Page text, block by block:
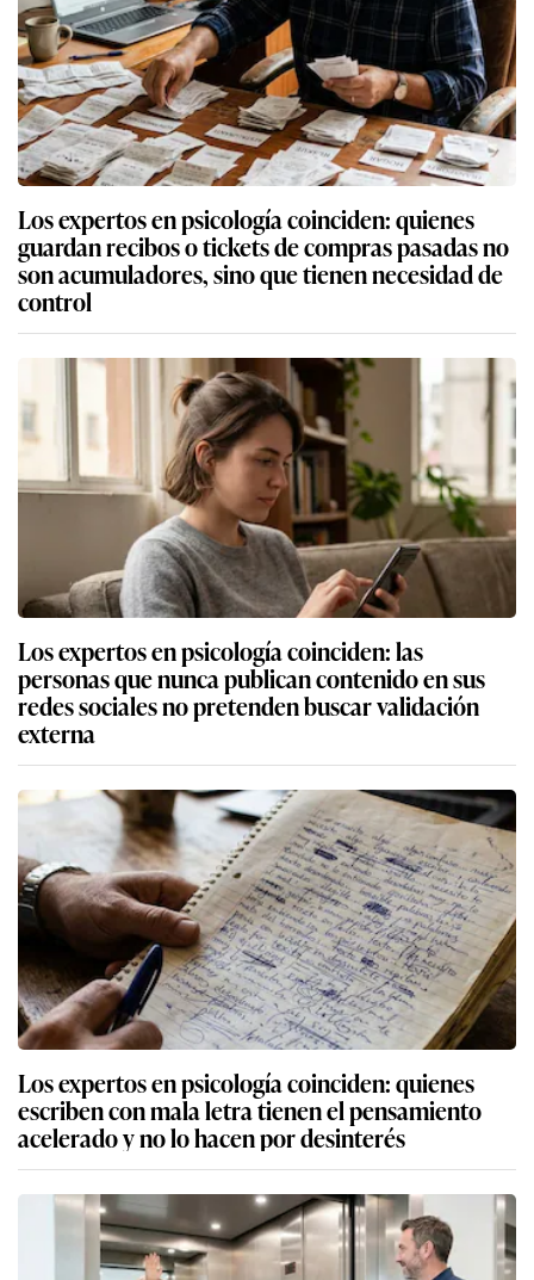
Los expertos en psicología coinciden: quienes
guardan recibos o tickets de compras pasadas no
son acumuladores, sino que tienen necesidad de
control
Los expertos en psicología coinciden: las
personas que nunca publican contenido en sus
redes sociales no pretenden buscar validación
externa
Los expertos en psicología coinciden: quienes
escriben con mala letra tienen el pensamiento
acelerado y no lo hacen por desinterés